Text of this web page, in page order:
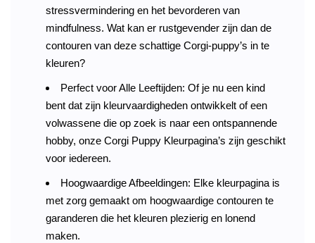
stressvermindering en het bevorderen van
mindfulness. Wat kan er rustgevender zijn dan de
contouren van deze schattige Corgi-puppy’s in te
kleuren?
Perfect voor Alle Leeftijden: Of je nu een kind
bent dat zijn kleurvaardigheden ontwikkelt of een
volwassene die op zoek is naar een ontspannende
hobby, onze Corgi Puppy Kleurpagina’s zijn geschikt
voor iedereen.
Hoogwaardige Afbeeldingen: Elke kleurpagina is
met zorg gemaakt om hoogwaardige contouren te
garanderen die het kleuren plezierig en lonend
maken.